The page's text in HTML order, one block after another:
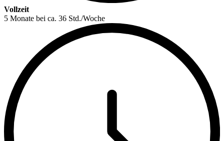
Vollzeit
5 Monate bei ca. 36 Std./Woche